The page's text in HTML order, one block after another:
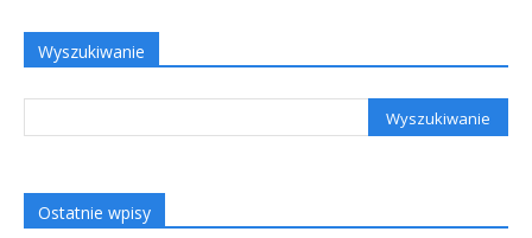
Wyszukiwanie
Ostatnie wpisy